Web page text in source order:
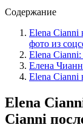
Содержание
Elena Cianni
фото из
Elena
Елена
Elena Cianni
Elena
Cianni